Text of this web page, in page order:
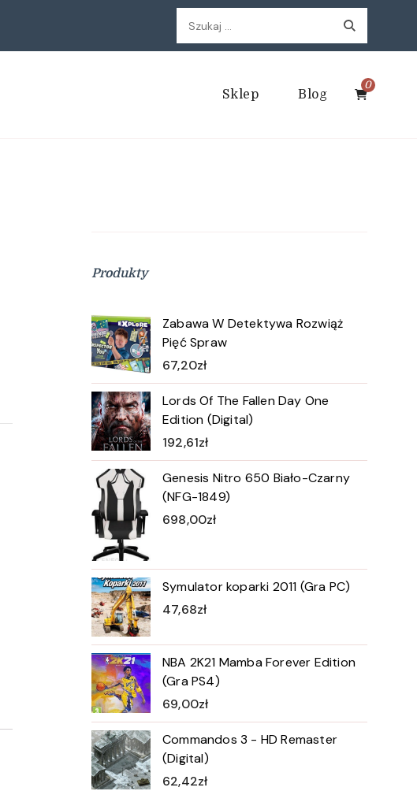
Szukaj:
Sklep Blog
0
Produkty
Zabawa W Detektywa Rozwiąż
Pięć Spraw
67,20zł
Lords Of The Fallen Day One
Edition (Digital)
192,61zł
Genesis Nitro 650 Biało-Czarny
(NFG-1849)
698,00zł
Symulator koparki 2011 (Gra PC)
47,68zł
NBA 2K21 Mamba Forever Edition
(Gra PS4)
69,00zł
Commandos 3 - HD Remaster
(Digital)
62,42zł